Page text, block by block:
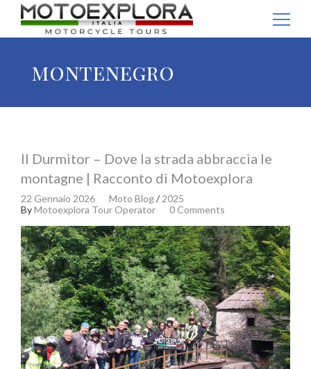
montenegro
Il Durmitor – Dove la strada abbraccia le
montagne | Racconto di Motoexplora
22 Gennaio 2026 Moto Blog/2025
ByMotoexplora Tour Operator 0 Comments